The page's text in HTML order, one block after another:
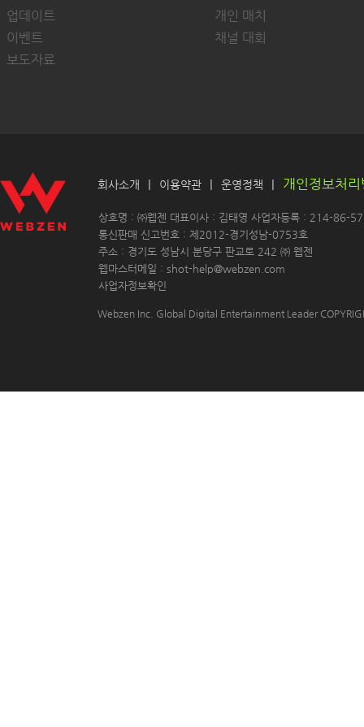
업데이트
이벤트
보도자료
개인 매치
채널 대회
회사소개 | 이용약관 | 운영정책 | 개인정보처
상호명 : ㈜웹젠 대표이사 : 김태영 사업자등록 : 214-86-
통신판매 신고번호 : 제2012-경기성남-0753호
주소 : 경기도 성남시 분당구 판교로 242 ㈜ 웹젠
웹마스터메일 : shot-help@webzen.com
사업자정보확인
Webzen Inc. Global Digital Entertainment Leader